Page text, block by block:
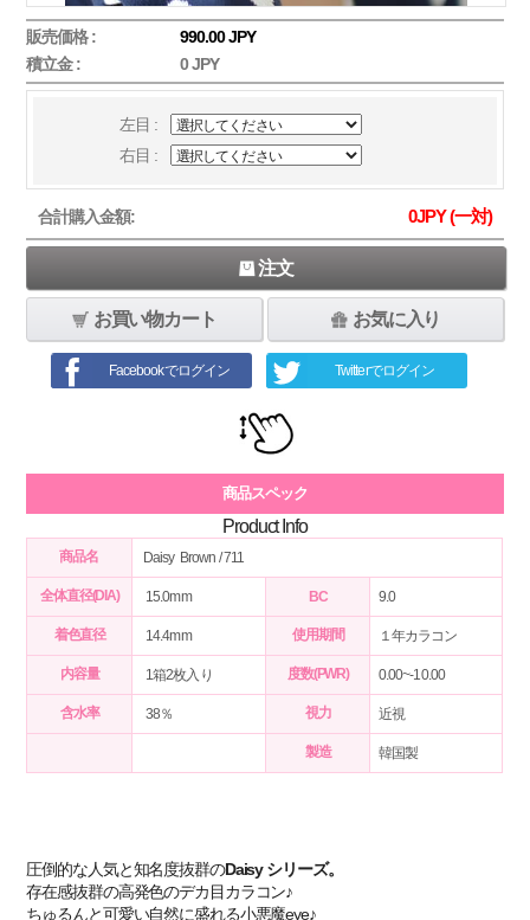
販売価格 :
990.00 JPY
積立金 :
0 JPY
左目 :
右目 :
合計購入金額: 0JPY (一対)
注文
お買い物カート お気に入り
Facebookでログイン Twitterでログイン
商品スペック
Product Info
商品名 Daisy Brown / 711
全体直径(DIA) 15.0mm BC 9.0
着色直径 14.4mm 使用期間 １年カラコン
内容量 1箱2枚入り 度数(PWR) 0.00~-10.00
含水率 38％ 視力 近視
製造 韓国製
圧倒的な人気と知名度抜群のDaisy シリーズ。
存在感抜群の高発色のデカ目カラコン♪
ちゅるんと可愛い自然に盛れる小悪魔eye♪